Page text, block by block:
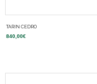
TARIN CEDRO
840,00€